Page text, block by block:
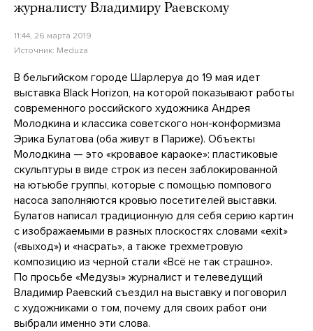
журналисту Владимиру Раевскому
11:44, 26 марта 2019
Источник: Meduza
В бельгийском городе Шарлеруа до 19 мая идет
выставка Black Horizon, на которой показывают работы
современного российского художника Андрея
Молодкина и классика советского нон-конформизма
Эрика Булатова (оба живут в Париже). Объекты
Молодкина — это «кровавое караоке»: пластиковые
скульптуры в виде строк из песен заблокированной
на ютьюбе группы, которые с помощью помпового
насоса заполняются кровью посетителей выставки.
Булатов написал традиционную для себя серию картин
с изображаемыми в разных плоскостях словами «exit»
(«выход») и «насрать», а также трехметровую
композицию из черной стали «Всё не так страшно».
По просьбе «Медузы» журналист и телеведущий
Владимир Раевский съездил на выставку и поговорил
с художниками о том, почему для своих работ они
выбрали именно эти слова.